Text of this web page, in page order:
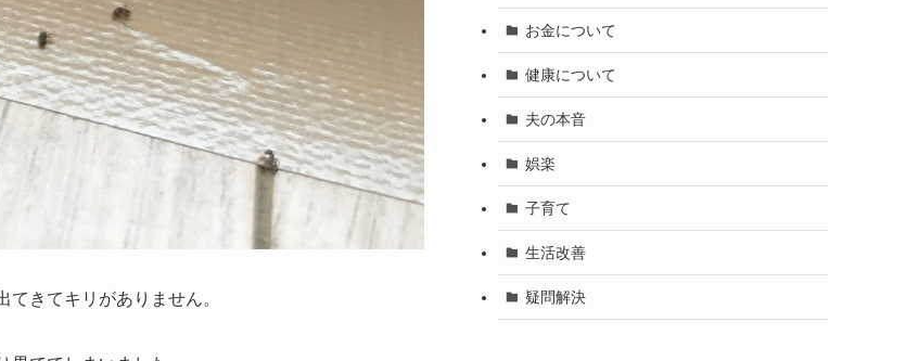
きてキリがありません。
お金について
健康について
夫の本音
娯楽
子育て
生活改善
疑問解決